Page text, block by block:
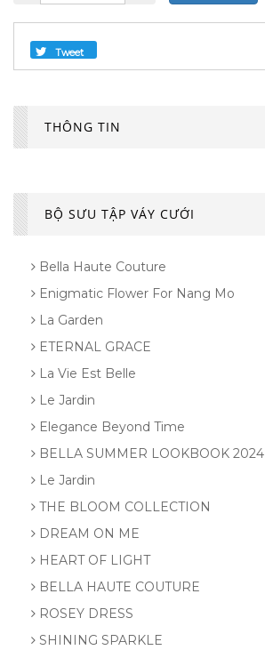
Tweet
THÔNG TIN
BỘ SƯU TẬP VÁY CƯỚI
Bella Haute Couture
Enigmatic Flower For Nang Mo
La Garden
ETERNAL GRACE
La Vie Est Belle
Le Jardin
Elegance Beyond Time
BELLA SUMMER LOOKBOOK 2024
Le Jardin
THE BLOOM COLLECTION
DREAM ON ME
HEART OF LIGHT
BELLA HAUTE COUTURE
ROSEY DRESS
SHINING SPARKLE